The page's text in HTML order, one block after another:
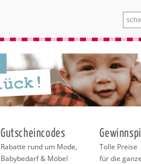
Gutscheincodes
Rabatte rund um Mode,
Babybedarf & Möbel
Tolle Preise
für die